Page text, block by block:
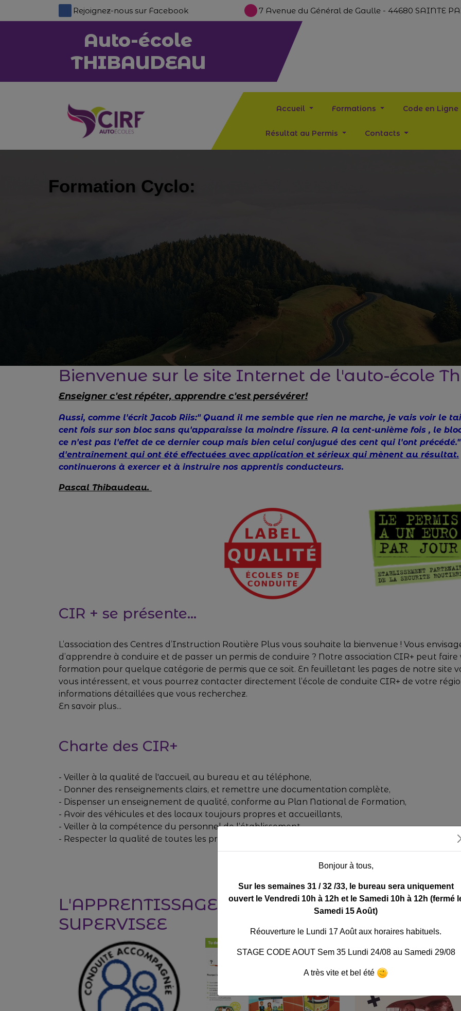
Panneau de gestion des cookiesRejoignez-nous sur Facebook 7 Avenue du Général de Gaulle - 44680 SAINTE
Auto-école
THIBAUDEAU
Accueil Formations Code en Ligne
Résultat au Permis Contacts
Formation Cyclo:
Bienvenue sur le site Internet de l'auto-école
Enseigner c'est répéter, apprendre c'est persévérer!
Aussi, comme l'écrit Jacob Riis:" Quand il me semble que rien ne marche, je vais voir le
cent fois sur son bloc sans qu'apparaisse la moindre fissure. A la cent-unième fois , le
ce n'est pas l'effet de ce dernier coup mais bien celui conjugué des cent qui l'ont précédé."
d'entraînement qui ont été effectuées avec application et sérieux qui mènent au résultat.
continuerons à exercer et à instruire nos apprentis conducteurs.
Pascal Thibaudeau.
CIR + se présente...
L’association des Centres d’Instruction Routière Plus vous souhaite la bienvenue ! Vous
d’apprendre à conduire et de passer un permis de conduire ? Notre association CIR+ peut faire
formation pour quelque catégorie de permis que ce soit. En feuilletant les pages de notre site
vous intéressent, et vous pourrez contacter directement l’école de conduite CIR+ de votre
informations détaillées que vous recherchez.
En savoir plus...
Charte des CIR+
- Veiller à la qualité de l'accueil, au bureau et au téléphone,
- Donner des renseignements clairs, et remettre une documentation complète,
- Dispenser un enseignement de qualité, conforme au Plan National de Formation,
- Avoir des véhicules et des locaux toujours propres et accueillants,
- Veiller à la compétence du personnel de l’établissement,
- Respecter la qualité de toutes les prestations dispensées.
L'APPRENTISSAGE ANTICIPE DE LA
SUPERVISEE
Bonjour à tous,
Sur les semaines 31 / 32 /33, le bureau sera uniquement
ouvert le Vendredi 10h à 12h et le Samedi 10h à 12h (fermé
Samedi 15 Août)
Réouverture le Lundi 17 Août aux horaires habituels.
STAGE CODE AOUT Sem 35 Lundi 24/08 au Samedi 29/08
A très vite et bel été